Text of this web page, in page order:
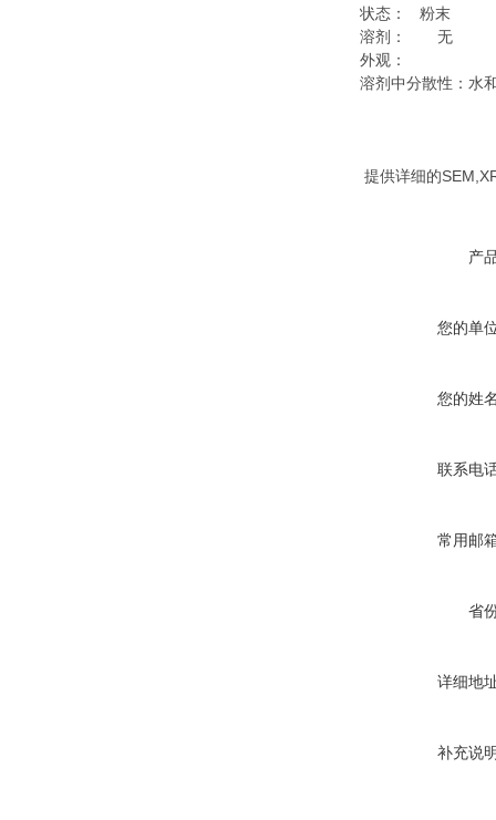
状态： 粉末
溶剂： 无
外观：
溶剂中分散性：水
提供详细的
产
您的单
您的姓
联系电
常用邮
省
详细地
补充说